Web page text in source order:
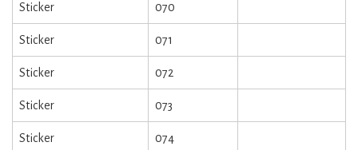
Sticker 070
Sticker 071
Sticker 072
Sticker 073
Sticker 074